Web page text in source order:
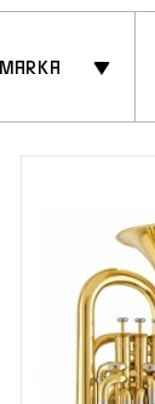
Marka
Uygula